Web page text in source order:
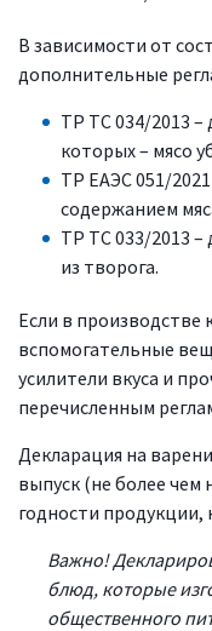
В зависимости от
дополнительные
ТР ТС 034/2013 –
которых – мясо
ТР ЕАЭС 051/
содержанием
ТР ТС 033/2013 –
из творога.
Если в производстве
вспомогательные
усилители вкуса и
перечисленным
Декларация на
выпуск (не более чем
годности продукции,
Важно!
блюд, которые
общественного